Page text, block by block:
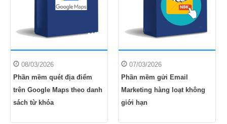
08/03/2026
Phần mềm quét địa điểm
trên Google Maps theo danh
sách từ khóa
07/03/2026
Phần mềm gửi Email
Marketing hàng loạt không
giới hạn